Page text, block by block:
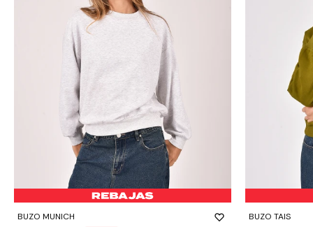
BUZO MUNICH
- +
BUZO TAIS
- +